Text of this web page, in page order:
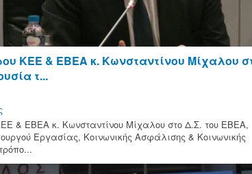
ΚΕΕ & ΕΒΕΑ κ. Κωνσταντίνου Μίχαλου
τ...
& ΕΒΕΑ κ. Κωνσταντίνου Μίχαλου στο Δ.Σ. του ΕΒΕΑ,
Εργασίας, Κοινωνικής Ασφάλισης & Κοινωνικής